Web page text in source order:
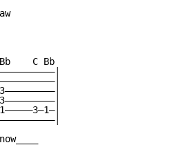
C Bb